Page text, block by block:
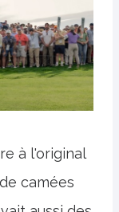
à l'original
camées